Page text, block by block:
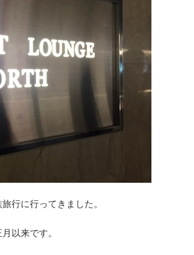
行に行ってきました。
以来です。